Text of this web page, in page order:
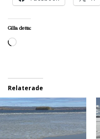
Gilla detta:
Laddar
Relaterade